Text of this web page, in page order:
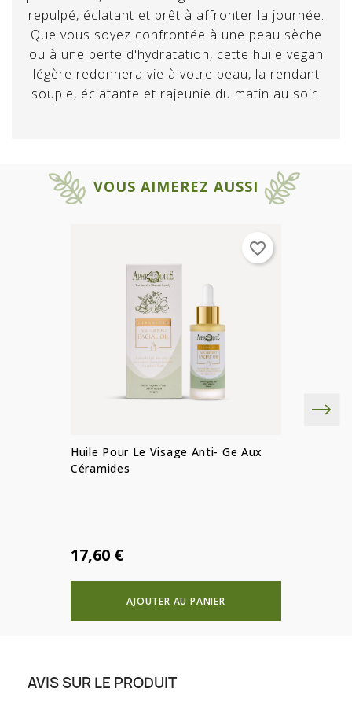
Créer une nouvelle liste de favoris
Créer une liste d'envies
Créer une liste d'envies
S'IDENTIFIER
Vous devez vous connecter afin de
pouvoir ajouter des produits à vos
ANNULER S'IDENTIFIER
repulpé, éclatant et prêt à affronter la journée.
Que vous soyez confrontée à une peau sèche
ou à une perte d'hydratation, cette huile vegan
légère redonnera vie à votre peau, la rendant
souple, éclatante et rajeunie du matin au soir.
VOUS AIMEREZ AUSSI
Huile Pour Le Visage Anti- Ge Aux
Céramides
17,60 €
AJOUTER AU PANIER
favorite_border
AVIS SUR LE PRODUIT